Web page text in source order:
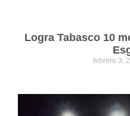
Logra Tabasco 10
febrero 3,